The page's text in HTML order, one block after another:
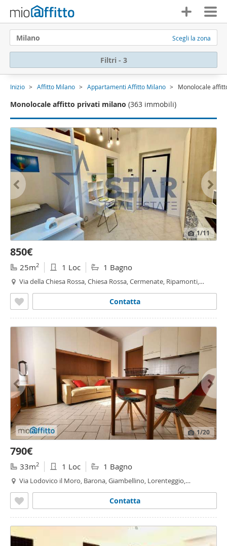
Milano Scegli la zona
Filtri - 3
Inizio Affitto Milano Appartamenti Affitto Milano Monolocale
Monolocale affitto privati milano (363 immobili)
1/11
850€
25m2 1 Loc 1 Bagno
Via della Chiesa Rossa, Chiesa Rossa, Cermenate, Ripamonti,
Contatta
1/20
790€
33m2 1 Loc 1 Bagno
Via Lodovico il Moro, Barona, Giambellino, Lorenteggio,
Contatta